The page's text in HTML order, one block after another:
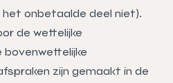
onbetaalde deel niet).
de wettelijke
bovenwettelijke
zijn gemaakt in de